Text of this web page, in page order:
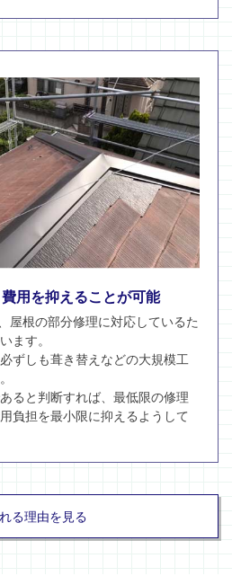
用を抑えることが可能
屋根の部分修理に対応しているた
ます。
ずしも葺き替えなどの大規模工
ると判断すれば、最低限の修理
負担を最小限に抑えるようして
る理由を見る